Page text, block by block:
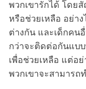
พวกเขารักได้ โดย
หรือช่วยเหลือ อย่า
ต่างกัน และเด็กคน
กว่าจะติดต่อกันแบบ
เพื่อช่วยเหลือ แต่อ
พวกเขาจะสามารถ